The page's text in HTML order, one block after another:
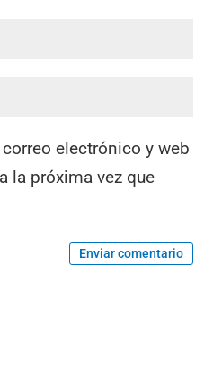
electrónico y web
la próxima vez que
Enviar comentario